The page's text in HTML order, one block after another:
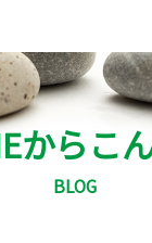
からこ
BLOG